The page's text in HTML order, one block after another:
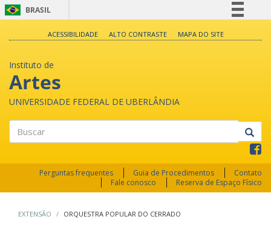
BRASIL
Legislação
Canais
ACESSIBILIDADE ALTO CONTRASTE MAPA DO SITE
Instituto de
Artes
UNIVERSIDADE FEDERAL DE UBERLÂNDIA
Perguntas frequentes Guia de Procedimentos
Contato
Fale conosco
Reserva de Espaço Físico
EXTENSÃO ORQUESTRA POPULAR DO CERRADO